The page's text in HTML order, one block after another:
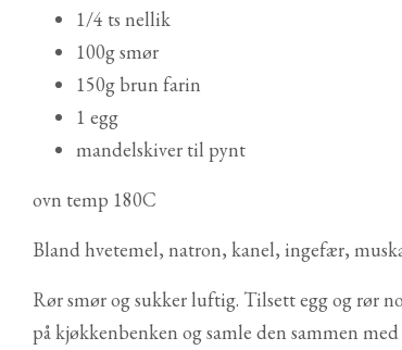
1/4 ts nellik
100g smør
150g brun farin
1 egg
mandelskiver til pynt
ovn temp 180C
Bland hvetemel, natron, kanel, ingefær,
Rør smør og sukker luftig. Tilsett egg og rør
på kjøkkenbenken og samle den sammen